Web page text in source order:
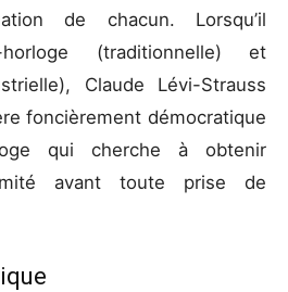
de chacun. Lorsqu’il
(traditionnelle) et
Claude Lévi-Strauss
foncièrement démocratique
qui cherche à obtenir
avant toute prise de